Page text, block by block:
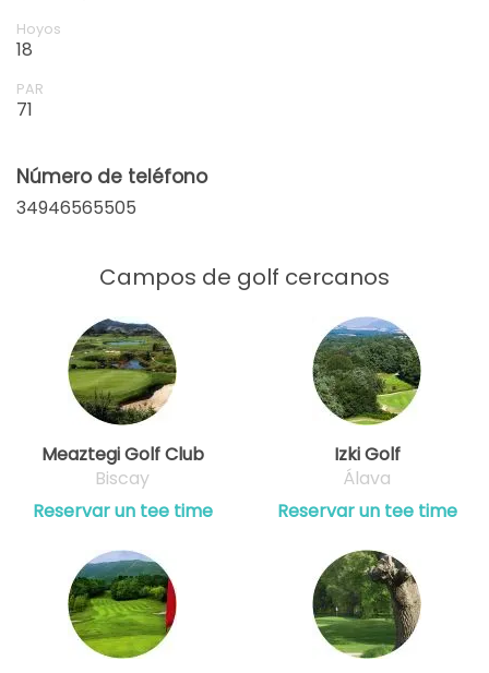
Hoyos
18
PAR
71
Número de teléfono
34946565505
Campos de golf cercanos
Meaztegi Golf Club
Biscay
Reservar un tee time
Izki Golf
Álava
Reservar un tee time